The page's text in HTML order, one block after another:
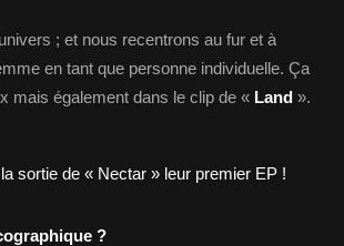
; et nous recentrons au fur et à
en tant que personne individuelle. Ça
mais également dans le clip de « Land ».
?